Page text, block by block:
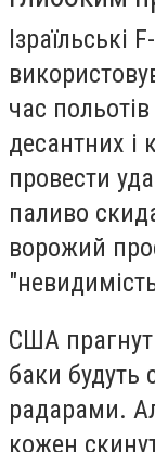
Ізраїльські
час
десантних і
провести
паливо
ворожий
США
баки будуть
радарами.
кожен